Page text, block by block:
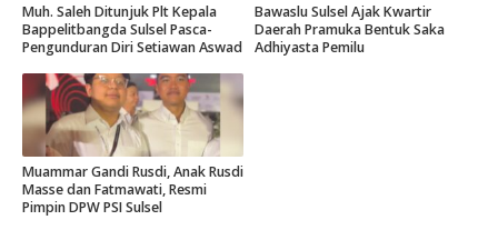
Muh. Saleh Ditunjuk Plt Kepala
Bappelitbangda Sulsel Pasca-
Pengunduran Diri Setiawan Aswad
Bawaslu Sulsel Ajak Kwartir
Daerah Pramuka Bentuk Saka
Adhiyasta Pemilu
Muammar Gandi Rusdi, Anak Rusdi
Masse dan Fatmawati, Resmi
Pimpin DPW PSI Sulsel